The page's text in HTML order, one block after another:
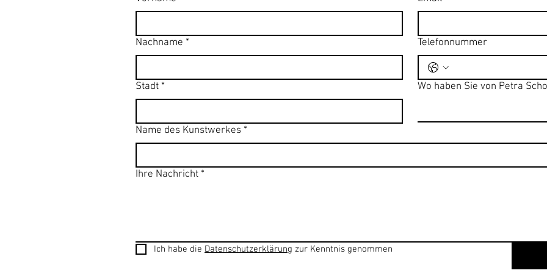
Nachname * Telefonnummer
Stadt * Wo haben Sie von Petra
Name des Kunstwerkes *
Ihre Nachricht *
Ich habe die Datenschutzerklärung zur Kenntnis genommen